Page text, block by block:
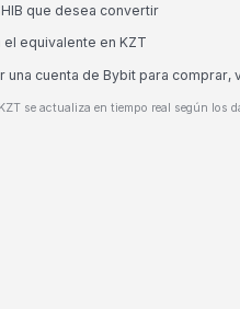
que desea convertir
equivalente en KZT
cuenta de Bybit para comprar,
se actualiza en tiempo real según los